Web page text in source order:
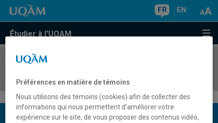
FR EN
Étudier à l'UQAM
COURS//
Description du cours
Préférences en matière de témoins
Nous utilisons des témoins (cookies) afin de collecter des
informations qui nous permettent d’améliorer votre
expérience sur le site, de vous proposer des contenus vidéo,